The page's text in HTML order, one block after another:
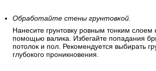
Обработайте стены грунтовкой.
Нанесите грунтовку ровным тонким слоем
помощью валика. Избегайте попадания
потолок и пол. Рекомендуется выбирать
глубокого проникновения.